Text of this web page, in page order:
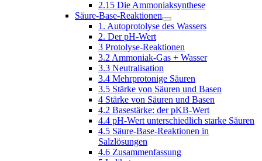
2.15 Die Ammoniaksynthese
Säure-Base-Reaktionen
1. Autoprotolyse des Wassers
2. Der pH-Wert
3 Protolyse-Reaktionen
3.2 Ammoniak-Gas + Wasser
3.3 Neutralisation
3.4 Mehrprotonige Säuren
3.5 Stärke von Säuren und Basen
4 Stärke von Säuren und Basen
4.2 Basestärke: der pKB-Wert
4.4 pH-Wert unterschiedlich starke Säuren
4.5 Säure-Base-Reaktionen in
Salzlösungen
4.6 Zusammenfassung